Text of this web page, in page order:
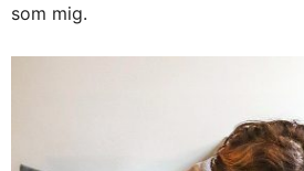
som mig.